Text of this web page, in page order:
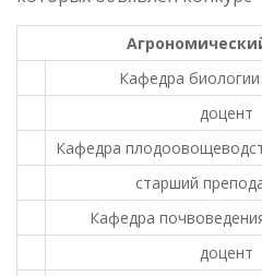
Кафедра биологии
доцент
Кафедра
старший
Кафедра
доцент